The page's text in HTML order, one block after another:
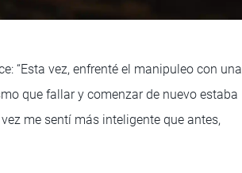
“Esta vez, enfrenté el manipuleo con una
que fallar y comenzar de nuevo estaba
me sentí más inteligente que antes,